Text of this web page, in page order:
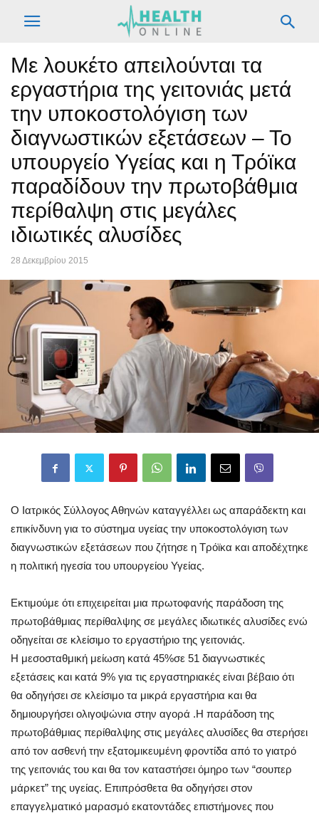
Με λουκέτο απειλούνται τα
εργαστήρια της γειτονιάς μετά
την υποκοστολόγιση των
διαγνωστικών εξετάσεων – Το
υπουργείο Υγείας και η Τρόϊκα
παραδίδουν την πρωτοβάθμια
περίθαλψη στις μεγάλες
ιδιωτικές αλυσίδες
28 Δεκεμβρίου 2015
Ο Ιατρικός Σύλλογος Αθηνών καταγγέλλει ως απαράδεκτη και
επικίνδυνη για το σύστημα υγείας την υποκοστολόγιση των
διαγνωστικών εξετάσεων που ζήτησε η Τρόϊκα και αποδέχτηκε
η πολιτική ηγεσία του υπουργείου Υγείας.
Εκτιμούμε ότι επιχειρείται μια πρωτοφανής παράδοση της
πρωτοβάθμιας περίθαλψης σε μεγάλες ιδιωτικές αλυσίδες ενώ
οδηγείται σε κλείσιμο το εργαστήριο της γειτονιάς.
Η μεσοσταθμική μείωση κατά 45%σε 51 διαγνωστικές
εξετάσεις και κατά 9% για τις εργαστηριακές είναι βέβαιο ότι
θα οδηγήσει σε κλείσιμο τα μικρά εργαστήρια και θα
δημιουργήσει ολιγοψώνια στην αγορά .Η παράδοση της
πρωτοβάθμιας περίθαλψης στις μεγάλες αλυσίδες θα στερήσει
από τον ασθενή την εξατομικευμένη φροντίδα από το γιατρό
της γειτονιάς του και θα τον καταστήσει όμηρο των “σουπερ
μάρκετ” της υγείας. Επιπρόσθετα θα οδηγήσει στον
επαγγελματικό μαρασμό εκατοντάδες επιστήμονες που